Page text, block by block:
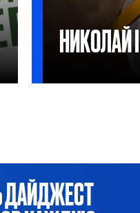
НИКОЛАЙ
Император
ДАЙДЖЕСТ